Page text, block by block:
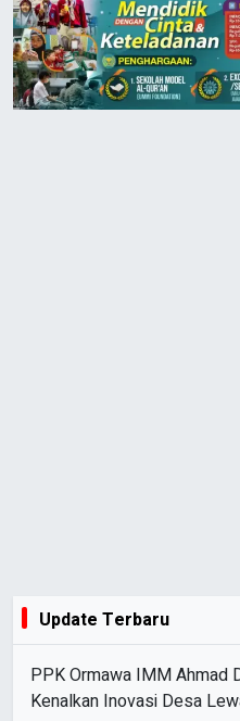
Update Terbaru
PPK Ormawa IMM Ahmad
Kenalkan Inovasi Desa